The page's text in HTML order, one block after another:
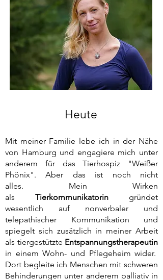
Heute
Mit meiner Familie lebe ich in der Nähe
von Hamburg und engagiere mich unter
anderem für das Tierhospiz "Weißer
Phönix". Aber das ist noch nicht
alles. Mein Wirken
als Tierkommunikatorin gründet
wesentlich auf nonverbaler und
telepathischer Kommunikation und
spiegelt sich zusätzlich in meiner Arbeit
als tiergestützte Entspannungstherapeutin
in einem Wohn- und Pflegeheim wider.
Dort begleite ich Menschen mit schweren
Behinderungen unter anderem palliativ in